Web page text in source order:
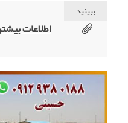
ببینید
اطلاعات